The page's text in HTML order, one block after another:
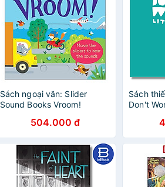
Sách ngoại văn: Slider
Sound Books Vroom!
504.000 đ
Sách
Don't